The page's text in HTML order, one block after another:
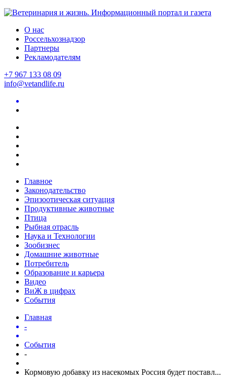
О нас
Россельхознадзор
Партнеры
Рекламодателям
+7 967 133 08 09
info@vetandlife.ru
Главное
Законодательство
Эпизоотическая ситуация
Продуктивные животные
Птица
Рыбная отрасль
Наука и Технологии
Зообизнес
Домашние животные
Потребитель
Образование и карьера
Видео
ВиЖ в цифрах
События
Главная
-
События
-
Кормовую добавку из насекомых Россия будет поставл...